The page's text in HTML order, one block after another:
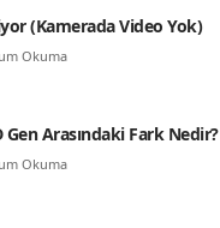
(Kamerada Video Yok)
Okuma
Gen Arasındaki Fark Nedir?
Okuma